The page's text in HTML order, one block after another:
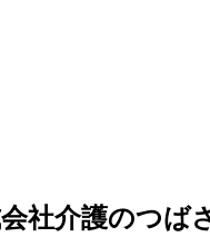
社介護のつば